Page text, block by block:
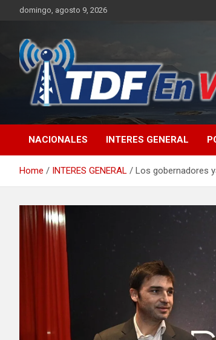
domingo, agosto 9, 2026
NACIONALES INTERES GENERAL
Home INTERES GENERAL Los gobernadores